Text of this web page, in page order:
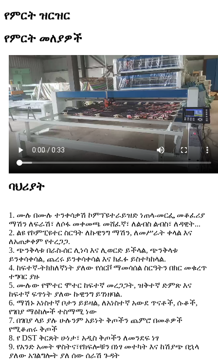
የምርት ዝርዝር
የምርት መለያዎች
ባህሪያት
1. ሙሉ በሙሉ ተንቀሳቃሽ ኮምፕዩተራይዝድ ነጠላ-መርፌ መቆፈሪያ
ማሽን ለፍራሽ፣ ለሶፋ መቀመጫ መሸፈኛ፣ ለልብስ ልብስ፣ ለዳዊት...
2. ልዩ የኮምፒዩተር ስርዓት ለኩዊንግ ማሽን, ለመሥራት ቀላል እና
ለአጠቃቀም የተረጋጋ.
3. ጭንቅላቱ በራስ-ሰር ሊነሳ እና ሊወርድ ይችላል, ጭንቅላቱ
ይንቀሳቀሳል, ጨረሩ ይንቀሳቀሳል እና ክፈፉ ይስተካከላል.
4. ከፍተኛ-ትክክለኛነት ያለው የሰርቮ ማመሳሰል ስርዓትን በክር መቁረጥ
ተግባር ያዙ
5. ሙሉው የሞተር ሞተር ከፍተኛ መረጋጋት, ዝቅተኛ ድምጽ እና
ከፍተኛ ፍጥነት ያለው ኩዊንግ ይገነዘባል.
6. ማሽኑ አነስተኛ ቦታን ይይዛል, ለአነስተኛ አውደ ጥናቶች, ሱቆች,
የገበያ ማዕከሎች ተስማሚ ነው
7. በገበያ ላይ ያሉ ሁሉንም አይነት ቅጦችን ጨምሮ በመቶዎች
የሚቆጠሩ ቅጦች
8. የ DST ቅርጸት ሁነታ፣ አዲስ ቅጦችን ለመንደፍ ነፃ
9. የአንድ አመት ዋስትና፣የክፍሎቹን በነፃ መተካት እና ከሽያጭ በኋላ
ያለው አገልግሎት ያለ ሰው ሰራሽ ጉዳት